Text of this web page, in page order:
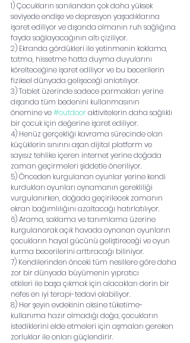
1) Çocukların sanılandan çok daha yüksek
seviyede endişe ve depresyon yaşadıklarına
işaret ediliyor ve dışarıda olmanın ruh sağlığına
fayda sağlayacağının altı çiziliyor.
2) Ekranda gördükleri ile yetinmenin koklama,
tatma, hissetme hatta duyma duyularını
körelteceğine işaret ediliyor ve bu becerilerin
fiziksel dünyada gelişeceği anlatılıyor.
3) Tablet üzerinde sadece parmakları yerine
dışarıda tüm bedenini kullanmasının
önemine ve #outdoor aktivitelerin daha sağlıklı
bir çocuk için değerine işaret ediliyor.
4) Henüz gerçekliği kavrama sürecinde olan
küçüklerin sınırını aşan dijital platform ve
sayısız tehlike içeren internet yerine doğada
zaman geçirmeleri şiddetle öneriliyor.
5) Önceden kurgulanan oyunlar yerine kendi
kurdukları oyunları oynamanın gerekliliği
vurgulanırken, doğada geçirilecek zamanın
ekran bağımlılığını azaltacağı hatırlatılıyor.
6) Arama, saklama ve tanımlama üzerine
kurgulanarak açık havada oynanan oyunların
çocukların hayal gücünü geliştireceği ve oyun
kurma becerilerini arttıracağı biliniyor.
7) Kendilerinden önceki tüm nesillere göre daha
zor bir dünyada büyümenin yıpratıcı
etkileri ile başa çıkmak için alacakları derin bir
nefes en iyi terapi-tedavi olabiliyor.
8) Her şeyin evdekinin aksine tüketime-
kullanıma hazır olmadığı doğa, çocukların
istediklerini elde etmeleri için aşmaları gereken
zorluklar ile onları güçlendirir.